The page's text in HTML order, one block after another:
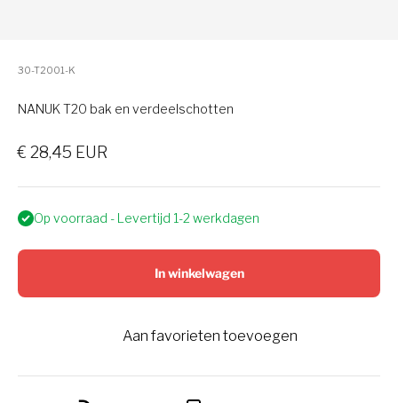
30-T2001-K
NANUK T20 bak en verdeelschotten
Verkoopprijs
€ 28,45 EUR
Op voorraad - Levertijd 1-2 werkdagen
In winkelwagen
Aan favorieten toevoegen